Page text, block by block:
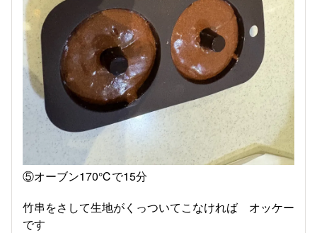
⑤オーブン170℃で15分
竹串をさして生地がくっついてこなければ オッケー
です